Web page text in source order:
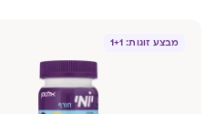
מבצע זוגות: 1+1